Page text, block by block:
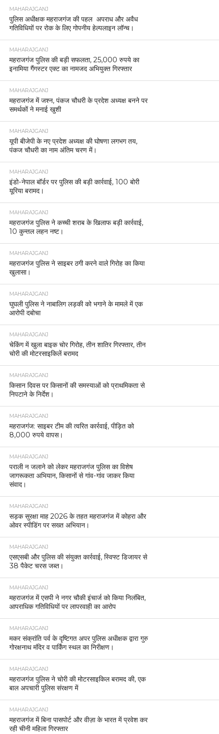
MAHARAJGANJ
पुलिस अधीक्षक महराजगंज की पहल अपराध और अवैध
गतिविधियों पर रोक के लिए गोपनीय हेल्पलाइन लॉन्च।
MAHARAJGANJ
महराजगंज पुलिस की बड़ी सफलता, 25,000 रुपये का
इनामिया गैंगस्टर एक्ट का नामजद अभियुक्त गिरफ्तार
MAHARAJGANJ
महराजगंज में जश्न, पंकज चौधरी के प्रदेश अध्यक्ष बनने पर
समर्थकों ने मनाई खुशी
MAHARAJGANJ
यूपी बीजेपी के नए प्रदेश अध्यक्ष की घोषणा लगभग तय,
पंकज चौधरी का नाम अंतिम चरण में।
MAHARAJGANJ
इंडो-नेपाल बॉर्डर पर पुलिस की बड़ी कार्रवाई, 100 बोरी
यूरिया बरामद।
MAHARAJGANJ
महराजगंज पुलिस ने कच्ची शराब के खिलाफ बड़ी कार्रवाई,
10 कुन्तल लहन नष्ट।
MAHARAJGANJ
महराजगंज पुलिस ने साइबर ठगी करने वाले गिरोह का किया
खुलासा।
MAHARAJGANJ
घुघली पुलिस ने नाबालिग लड़की को भगाने के मामले में एक
आरोपी दबोचा
MAHARAJGANJ
चेकिंग में खुला बाइक चोर गिरोह, तीन शातिर गिरफ्तार, तीन
चोरी की मोटरसाइकिलें बरामद
MAHARAJGANJ
किसान दिवस पर किसानों की समस्याओं को प्राथमिकता से
निपटाने के निर्देश।
MAHARAJGANJ
महराजगंज: साइबर टीम की त्वरित कार्रवाई, पीड़ित को
8,000 रुपये वापस।
MAHARAJGANJ
पराली न जलाने को लेकर महराजगंज पुलिस का विशेष
जागरूकता अभियान, किसानों से गांव-गांव जाकर किया
संवाद।
MAHARAJGANJ
सड़क सुरक्षा माह 2026 के तहत महराजगंज में कोहरा और
ओवर स्पीडिंग पर सख्त अभियान।
MAHARAJGANJ
एसएसबी और पुलिस की संयुक्त कार्रवाई, स्विफ्ट डिजायर से
38 पैकेट चरस जब्त।
MAHARAJGANJ
महराजगंज में एसपी ने नगर चौकी इंचार्ज को किया निलंबित,
आपराधिक गतिविधियों पर लापरवाही का आरोप
MAHARAJGANJ
मकर संक्रांति पर्व के दृष्टिगत अपर पुलिस अधीक्षक द्वारा गुरु
गोरक्षनाथ मंदिर व पार्किंग स्थल का निरीक्षण।
MAHARAJGANJ
महराजगंज पुलिस ने चोरी की मोटरसाइकिल बरामद की, एक
बाल अपचारी पुलिस संरक्षण में
MAHARAJGANJ
महराजगंज में बिना पासपोर्ट और वीज़ा के भारत में प्रवेश कर
रही चीनी महिला गिरफ्तार